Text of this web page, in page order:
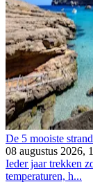
De 5 mooiste
08 augustus 2026,
Ieder jaar trekken
temperaturen, h...